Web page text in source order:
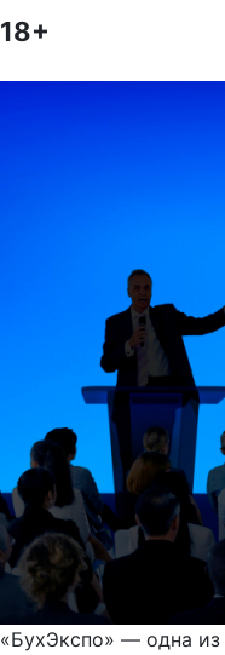
18+
«БухЭкспо» — одна из